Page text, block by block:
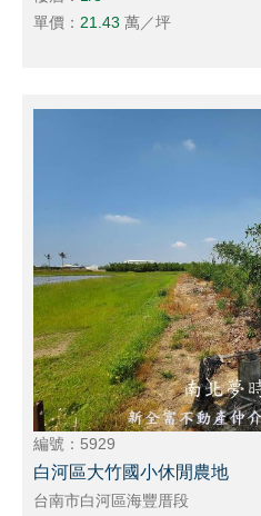
單價：21.43 萬／坪
編號：5929
白河區大竹國小休閒農地
台南市白河區海豐厝段